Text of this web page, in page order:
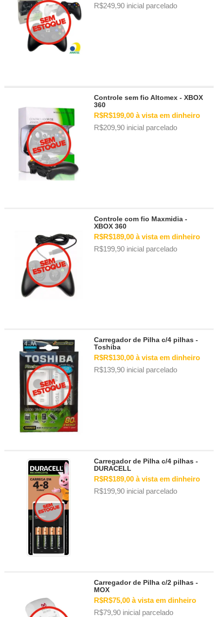
R$249,90 inicial parcelado
Controle sem fio Altomex - XBOX
360
R$R$199,00 à vista em dinheiro
R$209,90 inicial parcelado
Controle com fio Maxmidia -
XBOX 360
R$R$189,00 à vista em dinheiro
R$199,90 inicial parcelado
Carregador de Pilha c/4 pilhas -
Toshiba
R$R$130,00 à vista em dinheiro
R$139,90 inicial parcelado
Carregador de Pilha c/4 pilhas -
DURACELL
R$R$189,00 à vista em dinheiro
R$199,90 inicial parcelado
Carregador de Pilha c/2 pilhas -
MOX
R$R$75,00 à vista em dinheiro
R$79,90 inicial parcelado